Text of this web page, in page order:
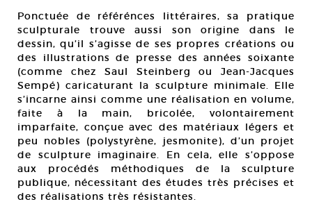
Ponctuée de référénces littéraires, sa pratique
sculpturale trouve aussi son origine dans le
dessin, qu’il s’agisse de ses propres créations ou
des illustrations de presse des années soixante
(comme chez Saul Steinberg ou Jean-Jacques
Sempé) caricaturant la sculpture minimale. Elle
s’incarne ainsi comme une réalisation en volume,
faite à la main, bricolée, volontairement
imparfaite, conçue avec des matériaux légers et
peu nobles (polystyrène, jesmonite), d’un projet
de sculpture imaginaire. En cela, elle s’oppose
aux procédés méthodiques de la sculpture
publique, nécessitant des études très précises et
des réalisations très résistantes.